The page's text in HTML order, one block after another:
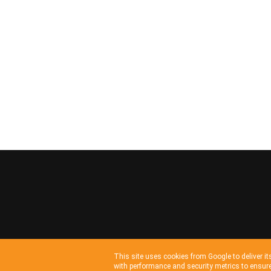
This site uses cookies from Google to deliver
with performance and security metrics to